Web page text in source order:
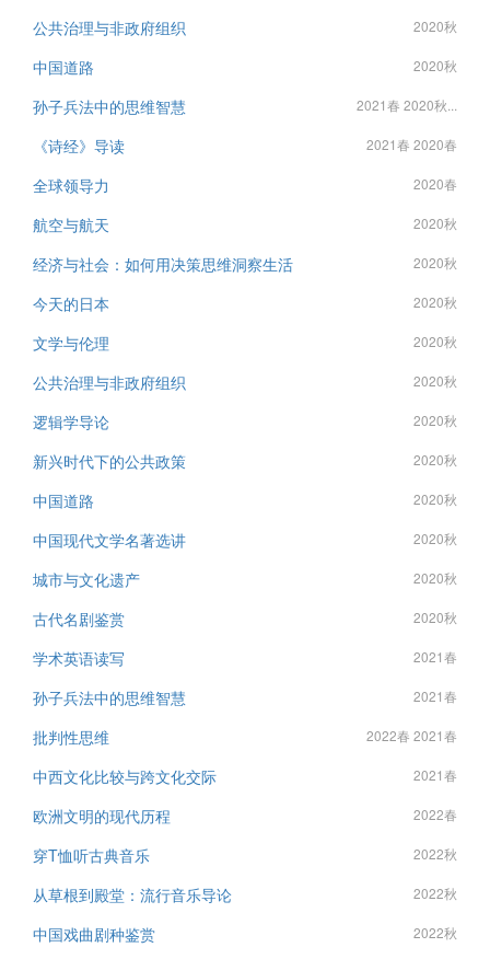
公共治理与非政府组织 2020秋
中国道路 2020秋
孙子兵法中的思维智慧 2021春 2020秋...
《诗经》导读 2021春 2020春
全球领导力 2020春
航空与航天 2020秋
经济与社会：如何用决策思维洞察生活 2020秋
今天的日本 2020秋
文学与伦理 2020秋
公共治理与非政府组织 2020秋
逻辑学导论 2020秋
新兴时代下的公共政策 2020秋
中国道路 2020秋
中国现代文学名著选讲 2020秋
城市与文化遗产 2020秋
古代名剧鉴赏 2020秋
学术英语读写 2021春
孙子兵法中的思维智慧 2021春
批判性思维 2022春 2021春
中西文化比较与跨文化交际 2021春
欧洲文明的现代历程 2022春
穿T恤听古典音乐 2022秋
从草根到殿堂：流行音乐导论 2022秋
中国戏曲剧种鉴赏 2022秋